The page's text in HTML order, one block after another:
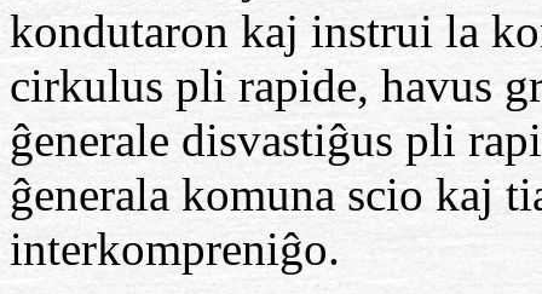
kondutaron kaj instrui la
cirkulus pli rapide, havus
ĝenerale disvastiĝus pli
ĝenerala komuna scio kaj
interkompreniĝo.